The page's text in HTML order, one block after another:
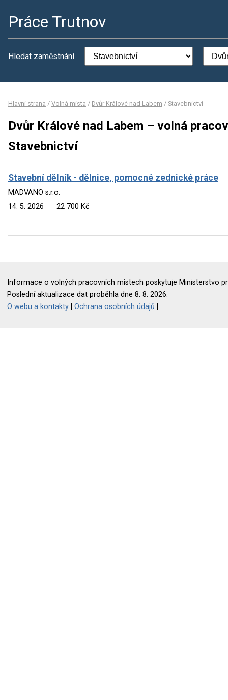
Práce Trutnov
Hledat zaměstnání
Hlavní strana / Volná místa / Dvůr Králové nad Labem / Stavebnictví
Dvůr Králové nad Labem – volná
Stavebnictví
Stavební dělník - dělnice, pomocné zednické práce
MADVANO s.r.o.
14. 5. 2026
· 22 700 Kč
Informace o volných pracovních místech poskytuje Ministerstvo
Poslední aktualizace dat proběhla dne 8. 8. 2026.
O webu a kontakty |Ochrana osobních údajů